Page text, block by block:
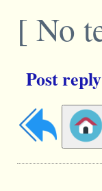
[ No
Post reply